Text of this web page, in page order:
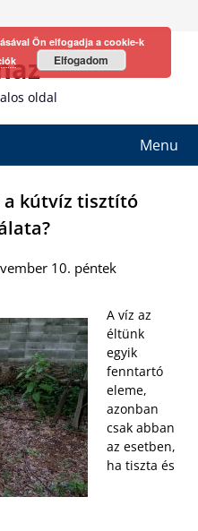
oldal
Menu
a kútvíz tisztító
10. péntek
A víz az
éltünk
egyik
fenntartó
eleme,
azonban
csak abban
az esetben,
ha tiszta és
Ön elfogadja a cookie-k
Elfogadom